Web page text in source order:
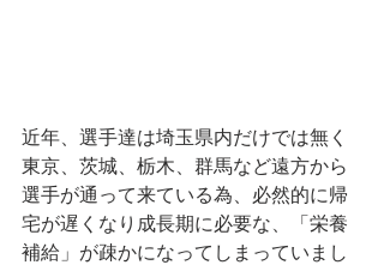
近年、選手達は埼玉県内だけでは無く
東京、茨城、栃木、群馬など遠方から
選手が通って来ている為、必然的に帰
宅が遅くなり成長期に必要な、「栄養
補給」が疎かになってしまっていまし